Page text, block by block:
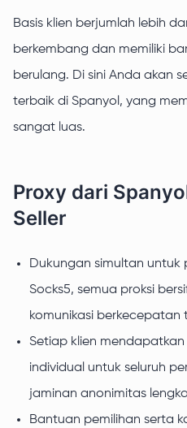
Basis klien berjumlah lebih
berkembang dan memiliki
berulang. Di sini Anda akan
terbaik di Spanyol, yang
sangat luas.
Proxy dari
Seller
Dukungan simultan untuk
Socks5, semua proksi
komunikasi berkecepatan
Setiap klien mendapatkan
individual untuk seluruh
jaminan anonimitas
Bantuan pemilihan serta